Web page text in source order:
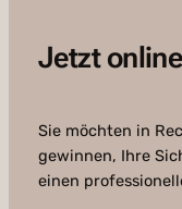
Jetzt
Sie möchten in
gewinnen, Ihre
einen